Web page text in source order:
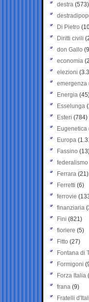
destra (573)
Di Pietro
Diritti civili
don Gallo
economia
elezioni
emergenza
Energia
Esselunga
Esteri (784)
Eugenetica
Europa
Fassino
federalismo
Ferrara (21)
Ferretti (6)
ferrovie
finanziaria
Fini (821)
fioriere (5)
Fitto (27)
Fontana di
Formigoni
Forza Italia
frana (9)
Fratelli